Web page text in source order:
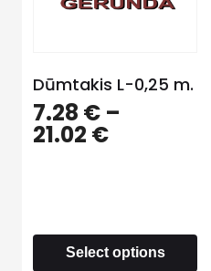
Dūmtakis L-0,25 m.
7.28 € –
21.02 €
Select options